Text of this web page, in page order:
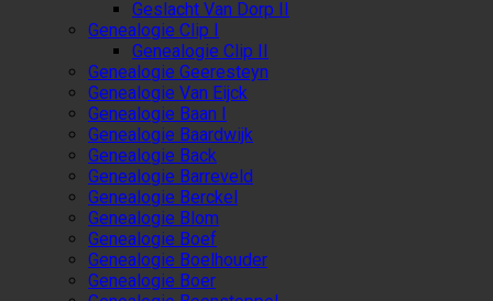
Geslacht Van Dorp II
Genealogie Clip I
Genealogie Clip II
Genealogie Geeresteyn
Genealogie Van Eijck
Genealogie Baan I
Genealogie Baardwijk
Genealogie Back
Genealogie Barreveld
Genealogie Berckel
Genealogie Blom
Genealogie Boef
Genealogie Boelhouder
Genealogie Boer